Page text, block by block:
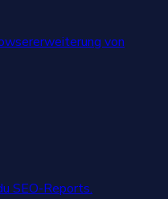
von
SEO-Reports.